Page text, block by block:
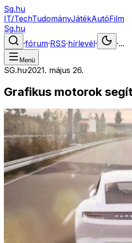
Sg.hu
IT/TechTudományJátékAutóFilm
Sg.hu
·fórum·RSS·hírlevél· ·...
Menü
SG.hu·2021. május 26.
Grafikus motorok